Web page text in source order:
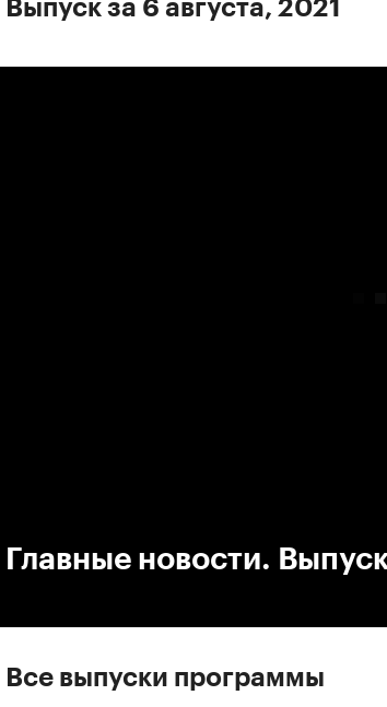
Выпуск за 6 августа, 2021
Главные новости.
Все выпуски программы